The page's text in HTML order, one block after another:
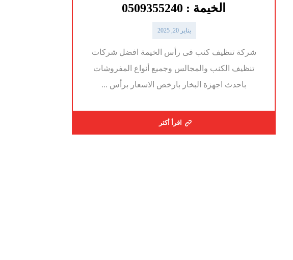
الخيمة : 0509355240
يناير 20, 2025
شركة تنظيف كنب فى رأس الخيمة افضل شركات
تنظيف الكنب والمجالس وجميع أنواع المفروشات
باحدث اجهزة البخار بارخص الاسعار برأس ...
اقرأ أكثر